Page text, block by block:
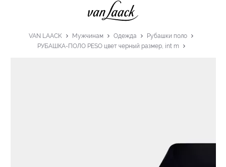
VAN LAACK Мужчинам Одежда
Рубашки поло
РУБАШКА-ПОЛО PESO цвет черный размер, int m